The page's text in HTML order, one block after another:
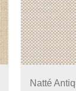
Natté